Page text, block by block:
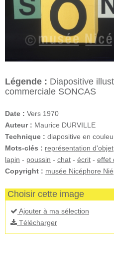
Légende : Diapositive
commerciale SONCAS
Date : Vers 1970
Auteur : Maurice DURVILLE
Technique : diapositive en
Mots-clés : représentation d'objet
lapin - poussin - chat - écrit - effet
Copyright : musée Nicéphore
Choisir cette image
Ajouter à ma sélection
Télécharger